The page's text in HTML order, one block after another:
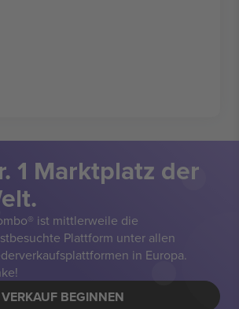
1 Marktplatz der
ist mittlerweile die
Plattform unter allen
in Europa.
VERKAUF BEGINNEN